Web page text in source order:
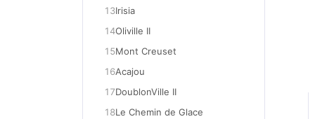
13Irisia
14Oliville II
15Mont Creuset
16Acajou
17DoublonVille II
18Le Chemin de Glace